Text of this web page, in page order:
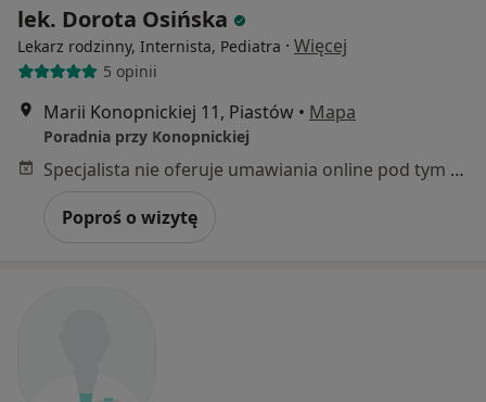
lek. Dorota Osińska
Lekarz rodzinny, Internista, Pediatra · Więcej
5 opinii
Marii Konopnickiej 11, Piastów • Mapa
Poradnia przy Konopnickiej
Specjalista nie oferuje umawiania online pod tym adresem.
Poproś o wizytę